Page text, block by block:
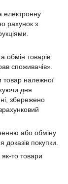
електронну
рахунок з
обмін товарів
споживачів».
товар належної
дня
збережено
або обміну
покупки.
як-то товари